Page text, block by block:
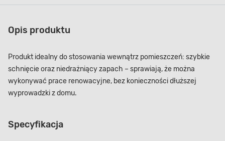
Opis produktu
Produkt idealny do stosowania wewnątrz pomieszczeń: szybkie
schnięcie oraz niedrażniący zapach – sprawiają, że można
wykonywać prace renowacyjne, bez konieczności dłuższej
wyprowadzki z domu.
Specyfikacja